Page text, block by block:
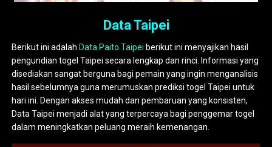
Data Taipei
Berikut ini adalah Data Paito Taipei berikut ini menyajikan hasil
pengundian togel Taipei secara lengkap dan rinci. Informasi yang
disediakan sangat berguna bagi pemain yang ingin menganalisis
hasil sebelumnya guna merumuskan prediksi togel Taipei untuk
hari ini. Dengan akses mudah dan pembaruan yang konsisten,
Data Taipei menjadi alat yang terpercaya bagi penggemar togel
dalam meningkatkan peluang meraih kemenangan.